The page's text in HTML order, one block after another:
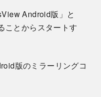
Android版」と
ことからスタートす
版のミラーリングコ